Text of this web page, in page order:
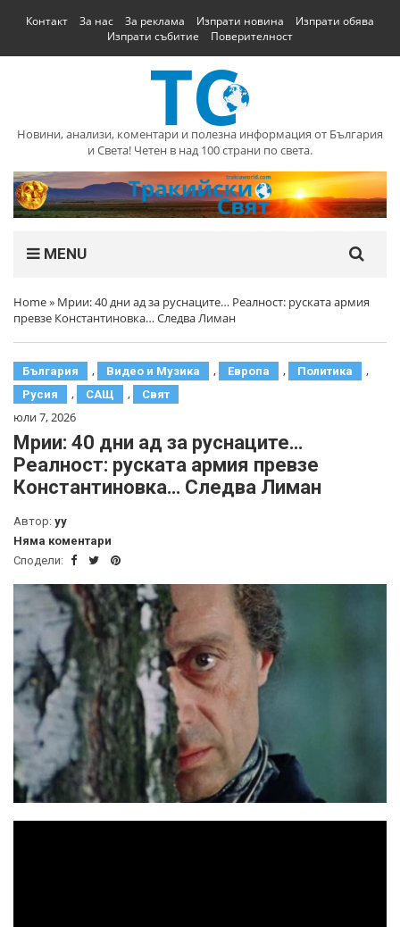
Контакт За нас За реклама Изпрати новина
Изпрати обява
Изпрати събитие
Поверителност
Новини, анализи, коментари и полезна информация от България
и Света! Четен в над 100 страни по света.
MENU
Home» Мрии: 40 дни ад за руснаците… Реалност: руската армия
превзе Константиновка… Следва Лиман
България , Видео и Музика , Европа , Политика ,
Русия , САЩ , Свят
юли 7, 2026
Мрии: 40 дни ад за руснаците…
Реалност: руската армия превзе
Константиновка… Следва Лиман
Автор: yy
Няма коментари
Сподели: